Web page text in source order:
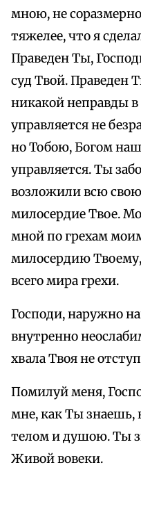
мною, не
тяжелее, что я
Праведен Ты,
суд Твой. Праведен
никакой неправды
управляется не
но Тобою, Богом
управляется. Ты
возложили всю
милосердие Твое.
мной по грехам
милосердию
всего мира грехи.
Господи, наружно
внутренно
хвала Твоя не
Помилуй меня,
мне, как Ты
телом и душою. Ты
Живой вовеки.